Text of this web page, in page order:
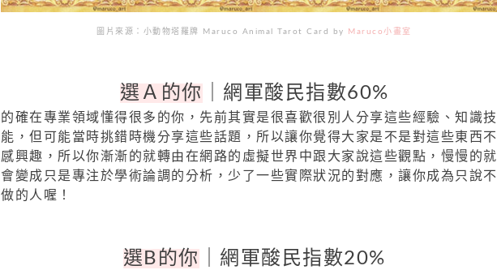
圖片來源：小動物塔羅牌 Maruco Animal Tarot Card by Maruco小畫室
選Ａ的你 ｜網軍酸民指數60%
的確在專業領域懂得很多的你，先前其實是很喜歡很別人分享這些經驗、知識技
能，但可能當時挑錯時機分享這些話題，所以讓你覺得大家是不是對這些東西不
感興趣，所以你漸漸的就轉由在網路的虛擬世界中跟大家說這些觀點，慢慢的就
會變成只是專注於學術論調的分析，少了一些實際狀況的對應，讓你成為只說不
做的人喔！
選B的你 ｜網軍酸民指數20%